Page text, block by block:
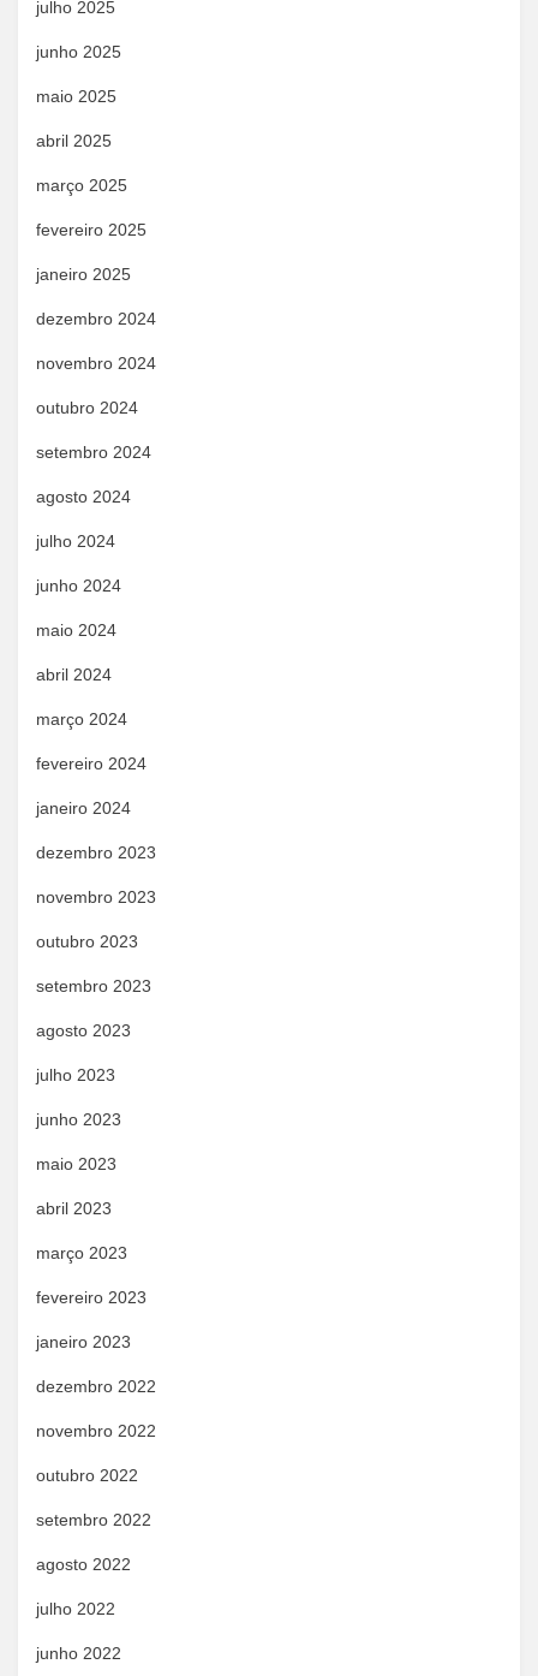
julho 2025
junho 2025
maio 2025
abril 2025
março 2025
fevereiro 2025
janeiro 2025
dezembro 2024
novembro 2024
outubro 2024
setembro 2024
agosto 2024
julho 2024
junho 2024
maio 2024
abril 2024
março 2024
fevereiro 2024
janeiro 2024
dezembro 2023
novembro 2023
outubro 2023
setembro 2023
agosto 2023
julho 2023
junho 2023
maio 2023
abril 2023
março 2023
fevereiro 2023
janeiro 2023
dezembro 2022
novembro 2022
outubro 2022
setembro 2022
agosto 2022
julho 2022
junho 2022